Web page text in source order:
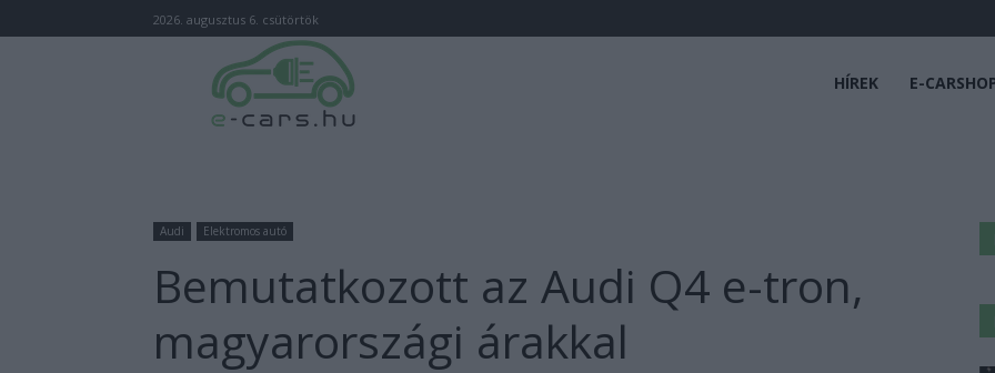
2026. augusztus 6. csütörtök
HÍREK E-
Audi Elektromos autó
Bemutatkozott az Audi Q4 e-tron,
magyarországi árakkal